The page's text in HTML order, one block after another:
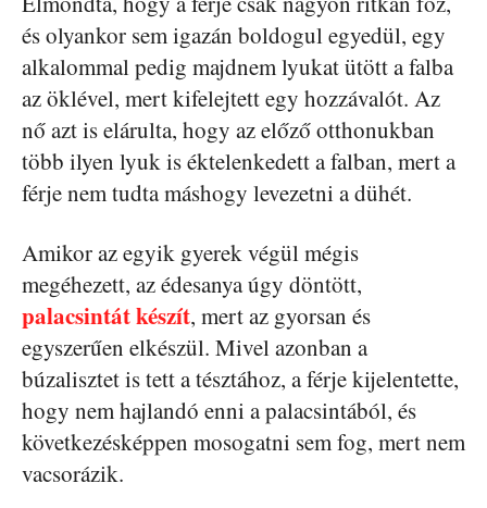
és olyankor sem igazán boldogul egyedül, egy
alkalommal pedig majdnem lyukat ütött a falba
az öklével, mert kifelejtett egy hozzávalót. Az
nő azt is elárulta, hogy az előző otthonukban
több ilyen lyuk is éktelenkedett a falban, mert a
férje nem tudta máshogy levezetni a dühét.
Amikor az egyik gyerek végül mégis
megéhezett, az édesanya úgy döntött,
palacsintát készít, mert az gyorsan és
egyszerűen elkészül. Mivel azonban a
búzalisztet is tett a tésztához, a férje kijelentette,
hogy nem hajlandó enni a palacsintából, és
következésképpen mosogatni sem fog, mert nem
vacsorázik.